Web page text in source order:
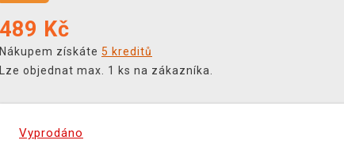
489 Kč
Nákupem získáte 5 kreditů
Lze objednat max. 1 ks na zákazníka.
Vyprodáno